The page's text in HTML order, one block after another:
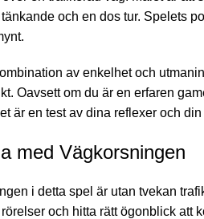
och en dos tur. Spelets
av enkelhet och
Oavsett om du är en erfaren
är en test av dina reflexer och
med Vägkorsningen
i detta spel är utan tvekan
och hitta rätt ögonblick att